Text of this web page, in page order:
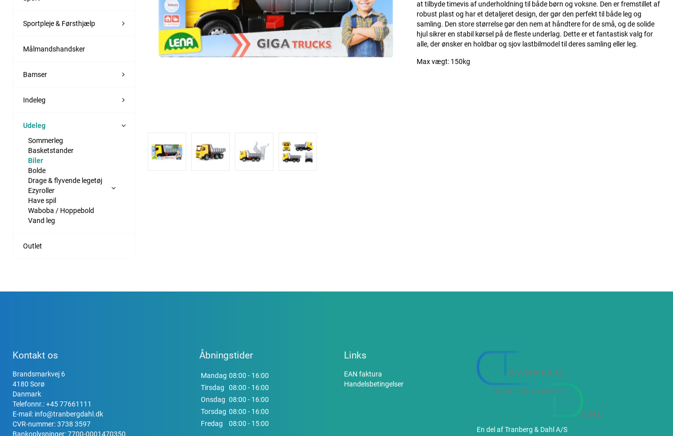
Sportpleje & Førsthjælp
Målmandshandsker
Bamser
Indeleg
Udeleg
Sommerleg
Basketstander
Biler
Bolde
Drage & flyvende legetøj
Ezyroller
Have spil
Waboba / Hoppebold
Vand leg
Outlet
at tilbyde timevis af underholdning til både børn og voksne. Den er fremstillet af
robust plast og har et detaljeret design, der gør den perfekt til både leg og
samling. Den store størrelse gør den nem at håndtere for de små, og de solide
hjul sikrer en stabil kørsel på de fleste underlag. Dette er et fantastisk valg for
alle, der ønsker en holdbar og sjov lastbilmodel til deres samling eller leg.
Max vægt: 150kg
Kontakt os
Brandsmarkvej 6
4180 Sorø
Danmark
Telefonnr.:+45 77661111
E-mail: info@tranbergdahl.dk
CVR-nummer: 3738 3597
Bankoplysninger: 7700-0001470350
Åbningstider
Mandag 08:00 - 16:00
Tirsdag
08:00 - 16:00
Onsdag 08:00 - 16:00
Torsdag 08:00 - 16:00
Fredag
08:00 - 15:00
Links
EAN faktura
Handelsbetingelser
En del af Tranberg & Dahl A/S